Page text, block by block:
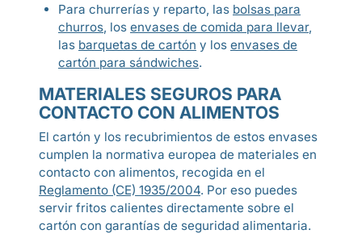
Para churrerías y reparto, las bolsas para
churros, los envases de comida para llevar,
las barquetas de cartón y los envases de
cartón para sándwiches.
MATERIALES SEGUROS PARA
CONTACTO CON ALIMENTOS
El cartón y los recubrimientos de estos envases
cumplen la normativa europea de materiales en
contacto con alimentos, recogida en el
Reglamento (CE) 1935/2004. Por eso puedes
servir fritos calientes directamente sobre el
cartón con garantías de seguridad alimentaria.